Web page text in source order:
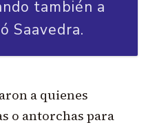
también a
Saavedra.
a quienes
o antorchas para